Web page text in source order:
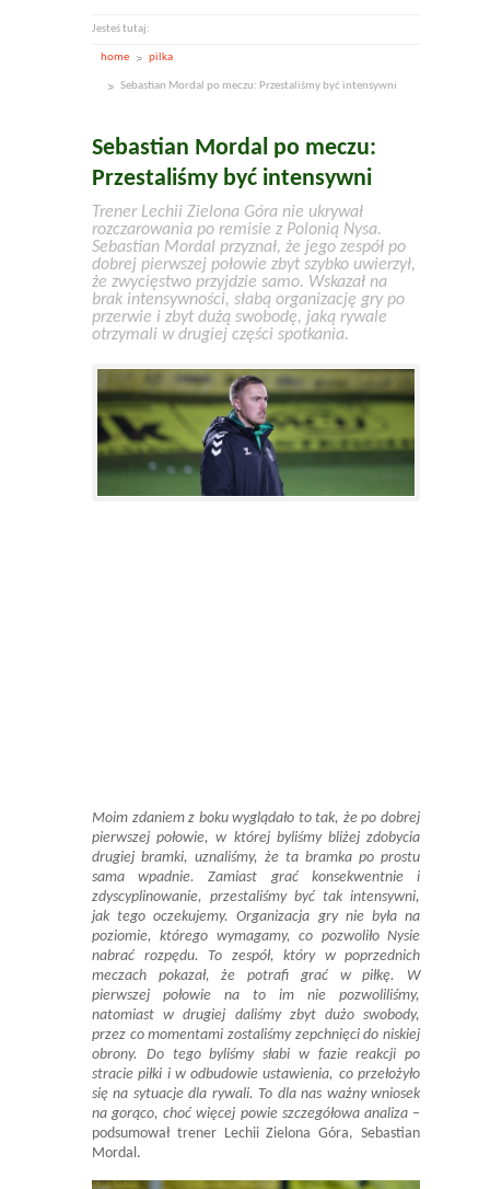
Jesteś tutaj:
home pilka
Sebastian Mordal po meczu: Przestaliśmy być intensywni
Sebastian Mordal po meczu:
Przestaliśmy być intensywni
Trener Lechii Zielona Góra nie ukrywał
rozczarowania po remisie z Polonią Nysa.
Sebastian Mordal przyznał, że jego zespół po
dobrej pierwszej połowie zbyt szybko uwierzył,
że zwycięstwo przyjdzie samo. Wskazał na
brak intensywności, słabą organizację gry po
przerwie i zbyt dużą swobodę, jaką rywale
otrzymali w drugiej części spotkania.
Moim zdaniem z boku wyglądało to tak, że po dobrej
pierwszej połowie, w której byliśmy bliżej zdobycia
drugiej bramki, uznaliśmy, że ta bramka po prostu
sama wpadnie. Zamiast grać konsekwentnie i
zdyscyplinowanie, przestaliśmy być tak intensywni,
jak tego oczekujemy. Organizacja gry nie była na
poziomie, którego wymagamy, co pozwoliło Nysie
nabrać rozpędu. To zespół, który w poprzednich
meczach pokazał, że potrafi grać w piłkę. W
pierwszej połowie na to im nie pozwoliliśmy,
natomiast w drugiej daliśmy zbyt dużo swobody,
przez co momentami zostaliśmy zepchnięci do niskiej
obrony. Do tego byliśmy słabi w fazie reakcji po
stracie piłki i w odbudowie ustawienia, co przełożyło
się na sytuacje dla rywali. To dla nas ważny wniosek
na gorąco, choć więcej powie szczegółowa analiza–
podsumował trener Lechii Zielona Góra, Sebastian
Mordal.